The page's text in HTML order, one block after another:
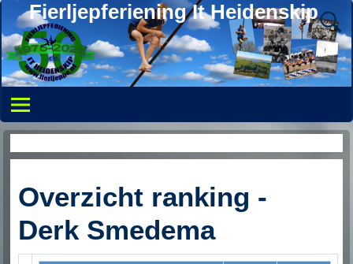
Fierljepferiening It Heidenskip
Overzicht ranking -
Derk Smedema